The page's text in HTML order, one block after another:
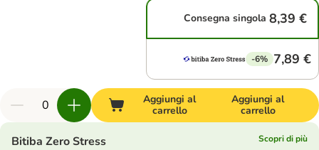
Consegna singola 8,39 €
-6% 7,89 €
Aggiungi al
carrello
Aggiungi al
carrello
Bitiba Zero Stress
Scopri di più